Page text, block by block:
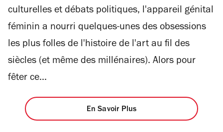
culturelles et débats politiques, l'appareil génital
féminin a nourri quelques-unes des obsessions
les plus folles de l'histoire de l'art au fil des
siècles (et même des millénaires). Alors pour
fêter ce...
En Savoir Plus